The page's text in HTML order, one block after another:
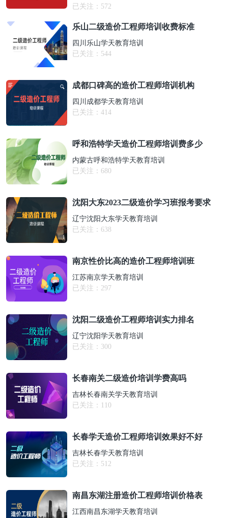
已关注： 572
乐山二级造价工程师培训收费标准
四川乐山学天教育培训
已关注： 544
成都口碑高的造价工程师培训机构
四川成都学天教育培训
已关注： 414
呼和浩特学天造价工程师培训费多少
内蒙古呼和浩特学天教育培训
已关注： 680
沈阳大东2023二级造价学习班报考要求
辽宁沈阳大东学天教育培训
已关注： 638
南京性价比高的造价工程师培训班
江苏南京学天教育培训
已关注： 297
沈阳二级造价工程师培训实力排名
辽宁沈阳学天教育培训
已关注： 300
长春南关二级造价培训学费高吗
吉林长春南关学天教育培训
已关注： 110
长春学天造价工程师培训效果好不好
吉林长春学天教育培训
已关注： 512
南昌东湖注册造价工程师培训价格表
江西南昌东湖学天教育培训